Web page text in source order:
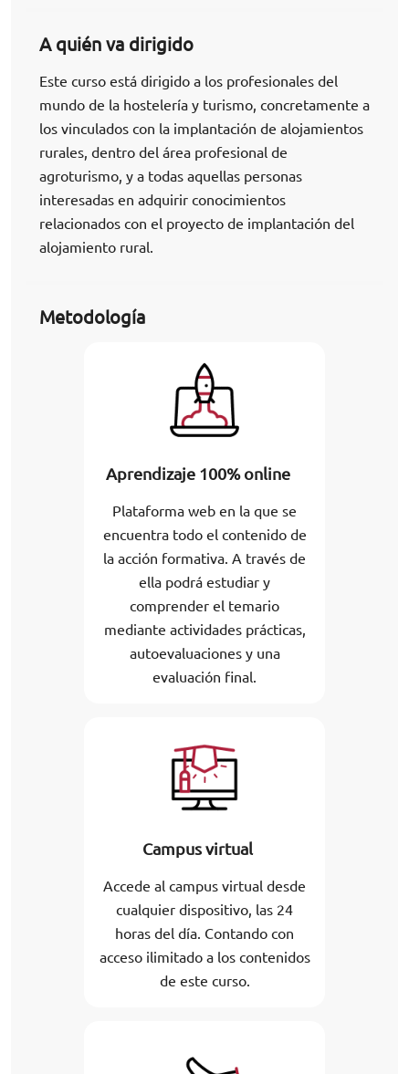
A quién va dirigido
Este curso está dirigido a los profesionales del
mundo de la hostelería y turismo, concretamente a
los vinculados con la implantación de alojamientos
rurales, dentro del área profesional de
agroturismo, y a todas aquellas personas
interesadas en adquirir conocimientos
relacionados con el proyecto de implantación del
alojamiento rural.
Metodología
Aprendizaje 100% online
Plataforma web en la que se
encuentra todo el contenido de
la acción formativa. A través de
ella podrá estudiar y
comprender el temario
mediante actividades prácticas,
autoevaluaciones y una
evaluación final.
Campus virtual
Accede al campus virtual desde
cualquier dispositivo, las 24
horas del día. Contando con
acceso ilimitado a los contenidos
de este curso.